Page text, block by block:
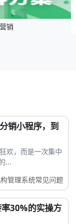
销
销小程序，到
欢，而是一次集中
...
管理系统常见问题
30%的实操方